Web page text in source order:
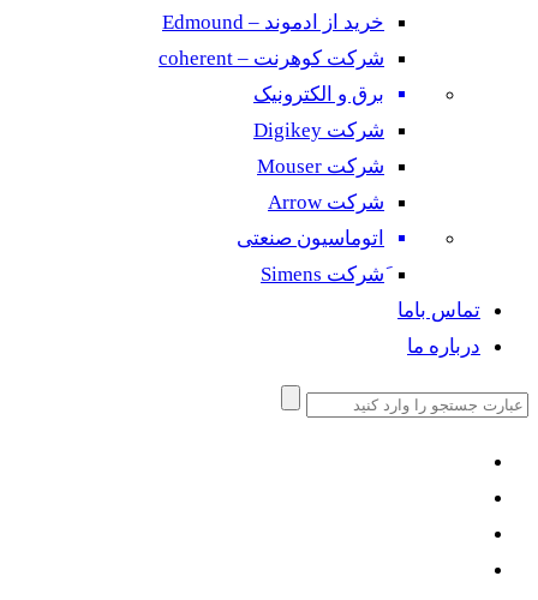
خرید از ادموند – Edmound
شرکت کوهرنت – coherent
برق و الکترونیک
شرکت Digikey
شرکت Mouser
شرکت Arrow
اتوماسیون صنعتی
َشرکت Simens
تماس باما
درباره ما